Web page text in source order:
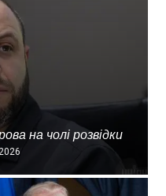
на чолі розвідки